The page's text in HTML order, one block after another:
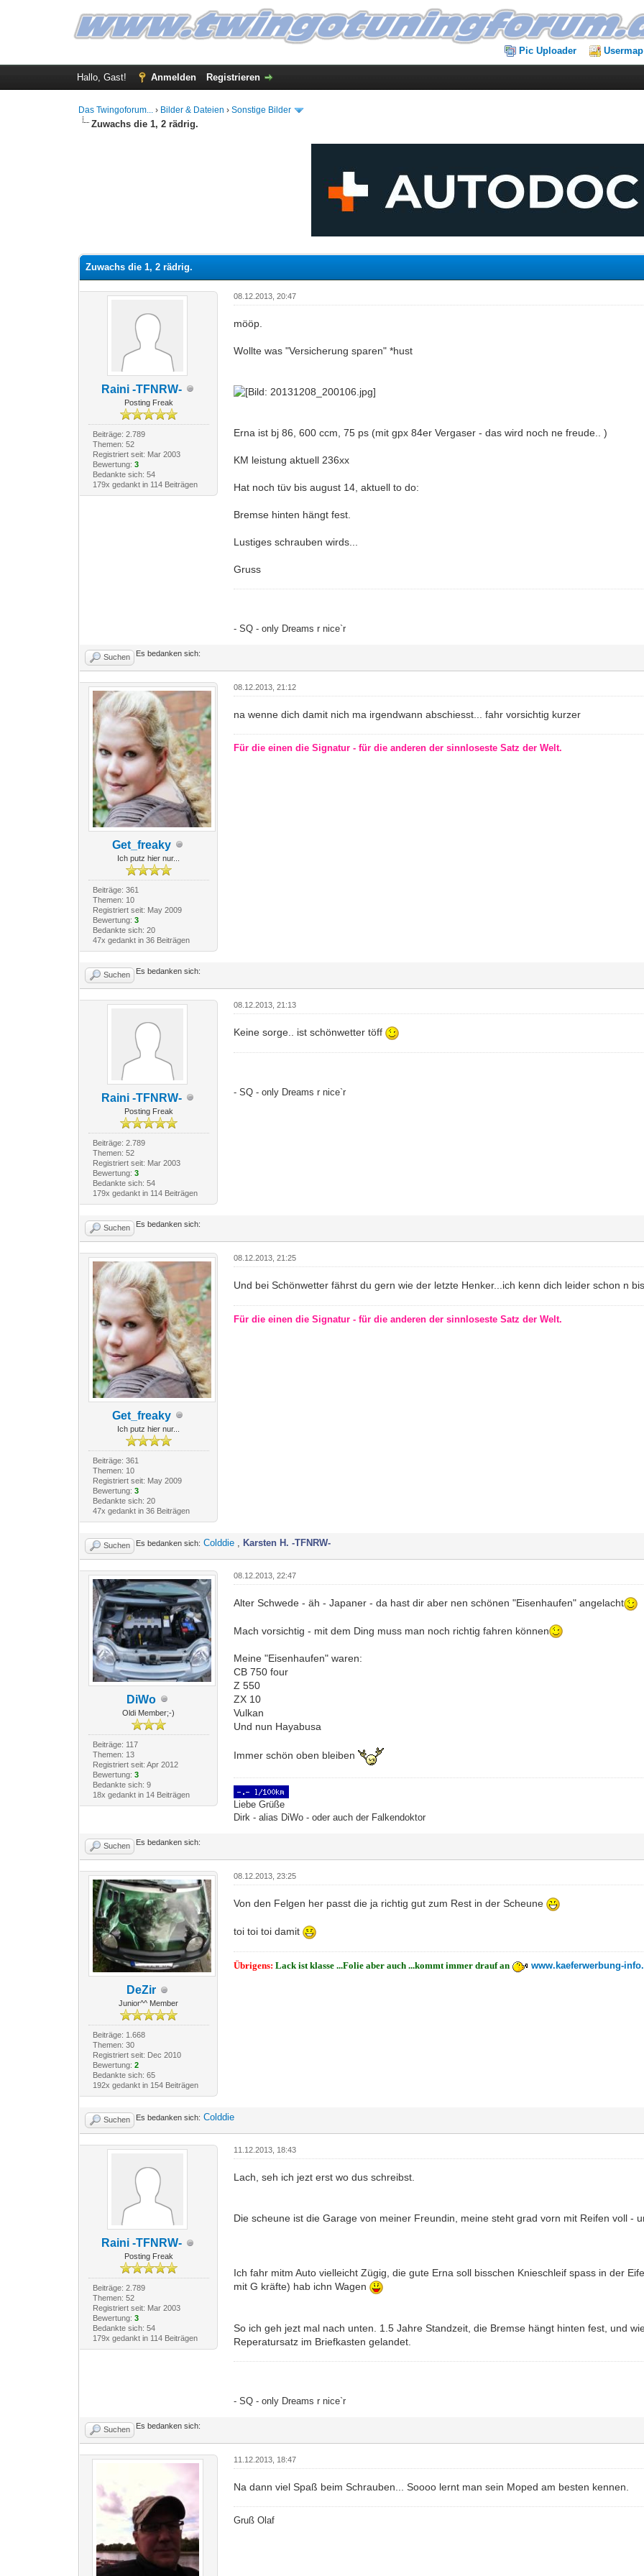
Pic Uploader Usermap
Hallo, Gast! Anmelden Registrieren
Das Twingoforum... › Bilder & Dateien ›Sonstige Bilder
Zuwachs die 1, 2 rädrig.
Zuwachs die 1, 2 rädrig.
Raini -TFNRW-
Posting Freak
Beiträge: 2.789
Themen: 52
Registriert seit: Mar 2003
Bewertung: 3
Bedankte sich: 54
179x gedankt in 114 Beiträgen
08.12.2013, 20:47
mööp.
Wollte was "Versicherung sparen" *hust
Erna ist bj 86, 600 ccm, 75 ps (mit gpx 84er Vergaser - das wird noch ne freude.. )
KM leistung aktuell 236xx
Hat noch tüv bis august 14, aktuell to do:
Bremse hinten hängt fest.
Lustiges schrauben wirds...
Gruss
- SQ - only Dreams r nice`r
Suchen Es bedanken sich:
Get_freaky
Ich putz hier nur...
Beiträge: 361
Themen: 10
Registriert seit: May 2009
Bewertung: 3
Bedankte sich: 20
47x gedankt in 36 Beiträgen
08.12.2013, 21:12
na wenne dich damit nich ma irgendwann abschiesst... fahr vorsichtig kurzer
Für die einen die Signatur - für die anderen der sinnloseste Satz der Welt.
Suchen Es bedanken sich:
Raini -TFNRW-
Posting Freak
Beiträge: 2.789
Themen: 52
Registriert seit: Mar 2003
Bewertung: 3
Bedankte sich: 54
179x gedankt in 114 Beiträgen
08.12.2013, 21:13
Keine sorge.. ist schönwetter töff
- SQ - only Dreams r nice`r
Suchen Es bedanken sich:
Get_freaky
Ich putz hier nur...
Beiträge: 361
Themen: 10
Registriert seit: May 2009
Bewertung: 3
Bedankte sich: 20
47x gedankt in 36 Beiträgen
08.12.2013, 21:25
Und bei Schönwetter fährst du gern wie der letzte Henker...ich kenn dich leider schon n
Für die einen die Signatur - für die anderen der sinnloseste Satz der Welt.
Suchen Es bedanken sich: Colddie Karsten H. -TFNRW-
DiWo
Oldi Member;-)
Beiträge: 117
Themen: 13
Registriert seit: Apr 2012
Bewertung: 3
Bedankte sich: 9
18x gedankt in 14 Beiträgen
08.12.2013, 22:47
Alter Schwede - äh - Japaner - da hast dir aber nen schönen "Eisenhaufen" angelacht
Mach vorsichtig - mit dem Ding muss man noch richtig fahren können
Meine "Eisenhaufen" waren:
CB 750 four
Z 550
ZX 10
Vulkan
Und nun Hayabusa
Immer schön oben bleiben
Liebe Grüße
Dirk - alias DiWo - oder auch der Falkendoktor
Suchen Es bedanken sich:
DeZir
Junior^^ Member
Beiträge: 1.668
Themen: 30
Registriert seit: Dec 2010
Bewertung: 2
Bedankte sich: 65
192x gedankt in 154 Beiträgen
08.12.2013, 23:25
Von den Felgen her passt die ja richtig gut zum Rest in der Scheune
toi toi toi damit
Übrigens: Lack ist klasse ...Folie aber auch ...kommt immer drauf an www.kaeferwerbung-
Suchen Es bedanken sich: Colddie
Raini -TFNRW-
Posting Freak
Beiträge: 2.789
Themen: 52
Registriert seit: Mar 2003
Bewertung: 3
Bedankte sich: 54
179x gedankt in 114 Beiträgen
11.12.2013, 18:43
Lach, seh ich jezt erst wo dus schreibst.
Die scheune ist die Garage von meiner Freundin, meine steht grad vorn mit Reifen voll -
Ich fahr mitm Auto vielleicht Zügig, die gute Erna soll bisschen Knieschleif spass in der
mit G kräfte) hab ichn Wagen
So ich geh jezt mal nach unten. 1.5 Jahre Standzeit, die Bremse hängt hinten fest, und
Reperatursatz im Briefkasten gelandet.
- SQ - only Dreams r nice`r
Suchen Es bedanken sich:
11.12.2013, 18:47
Na dann viel Spaß beim Schrauben... Soooo lernt man sein Moped am besten kennen.
Gruß Olaf